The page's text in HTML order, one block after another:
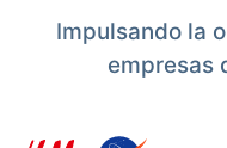
Impulsando la
empresas